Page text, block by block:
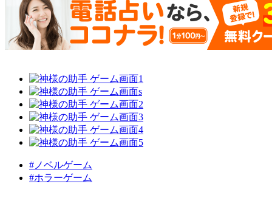
#ノベルゲーム
#ホラーゲーム